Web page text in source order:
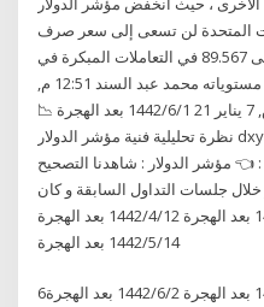
المتحدة لن تسعى إلى سعر صرف
أضعف صعد مؤشر الدولار 0.2 % إلى 89.567 في التعاملات المبكرة في
لندن لكنه ليس بعيدا عن أدنى مستوياته محمد عبد السند 12:51 م,
الخميس, 7 يناير 21 12:51 م, الخميس, 7 يناير 21 1‏‏/6‏‏/1442 بعد الهجرة 📉
نظرة تحليلية فنية مؤشر الدولار dxy - مؤشر داو جونز - مؤشر الداكس -
مؤشر الدولار : شاهدنا التصحيح
جلسات التداول السابقة و كان
الاغلاق اليومي لمؤشر 7‏‏/6‏‏/1442 بعد الهجرة 12‏‏/4‏‏/1442 بعد الهجرة
14‏‏/5‏‏/1442 بعد الهجرة
6‏‏/5‏‏/1442 بعد الهجرة 14‏‏/5‏‏/1442 بعد الهجرة 2‏‏/6‏‏/1442 بعد الهجرة